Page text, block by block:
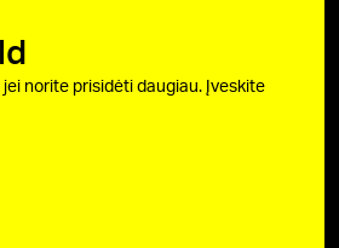
norite prisidėti daugiau. Įveskite